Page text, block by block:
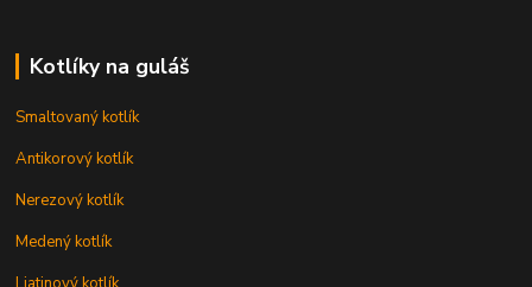
Kotlíky na guláš
Smaltovaný kotlík
Antikorový kotlík
Nerezový kotlík
Medený kotlík